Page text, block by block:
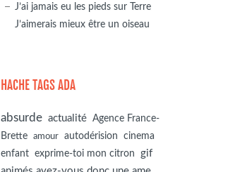
J’ai jamais eu les pieds sur Terre
J’aimerais mieux être un oiseau
HACHE TAGS ADA
absurde actualité Agence France-
Brette
amour autodérision
cinema
enfant exprime-toi mon citron
gif